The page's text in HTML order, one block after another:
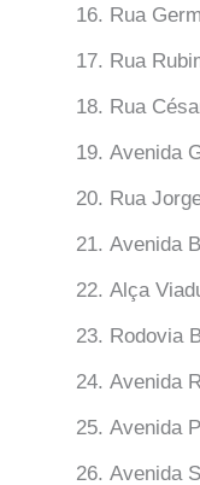
Rua
Rua
Rua
Avenida
Rua
Avenida
Alça
Rodovia
Avenida
Avenida
Avenida